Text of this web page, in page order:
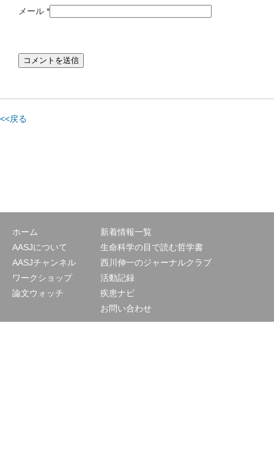
メール *
<<戻る
ホーム
AASJについて
AASJチャンネル
ワークショップ
論文ウォッチ
新着情報一覧
生命科学の目で読む哲学書
西川伸一のジャーナルクラブ
活動記録
疾患ナビ
お問い合わせ